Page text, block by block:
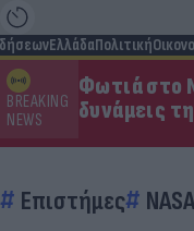
ΕλλάδαΠολιτική
BREAKING
NEWS
Φωτιά στο
δυνάμεις
Επιστήμες NASA